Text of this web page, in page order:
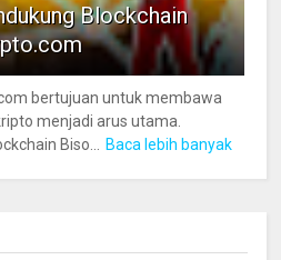
Blockchain
bertujuan untuk membawa
menjadi arus utama.
Biso...
Baca lebih banyak